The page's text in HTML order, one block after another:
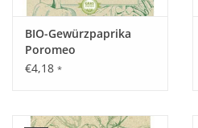
Karottenfliege meiden. Nicht
gleichen Fläche anbauen. Das
Radieschen mischen, das
frühere Keimung und Ernte wird
BIO-Gewürzpaprika
Poromeo
€4,18 *